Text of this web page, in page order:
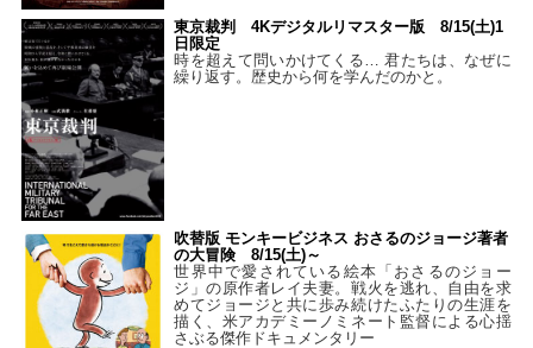
東京裁判 4Kデジタルリマスター版 8/15(土)1
日限定
時を超えて問いかけてくる… 君たちは、なぜに
繰り返す。歴史から何を学んだのかと。
吹替版 モンキービジネス おさるのジョージ著者
の大冒険 8/15(土)～
世界中で愛されている絵本「おさるのジョー
ジ」の原作者レイ夫妻。戦火を逃れ、自由を求
めてジョージと共に歩み続けたふたりの生涯を
描く、米アカデミーノミネート監督による心揺
さぶる傑作ドキュメンタリー